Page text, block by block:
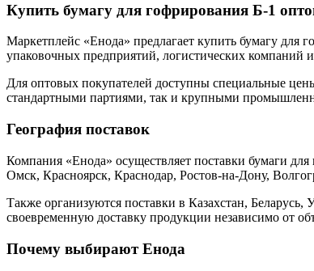
Купить бумагу для гофрирования Б-1
Маркетплейс «Енода» предлагает купить бумагу для
упаковочных предприятий, логистических
Для оптовых покупателей доступны специальные
стандартными партиями, так и крупными
География поставок
Компания «Енода» осуществляет поставки бумаги
Омск, Красноярск, Краснодар, Ростов-на-Дону,
Также организуются поставки в Казахстан,
своевременную доставку продукции независимо от
Почему выбирают Енода